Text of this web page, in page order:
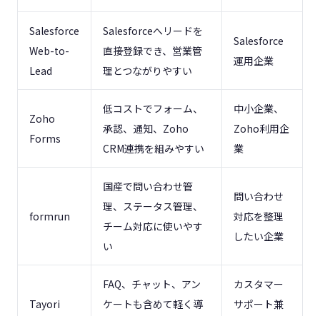
Salesforce
Web-to-
Lead
Salesforceへリードを
直接登録でき、営業管
理とつながりやすい
Salesforce
運用企業
Zoho
Forms
低コストでフォーム、
承認、通知、Zoho
CRM連携を組みやすい
中小企業、
Zoho利用企
業
formrun
国産で問い合わせ管
理、ステータス管理、
チーム対応に使いやす
い
問い合わせ
対応を整理
したい企業
Tayori
FAQ、チャット、アン
ケートも含めて軽く導
カスタマー
サポート兼